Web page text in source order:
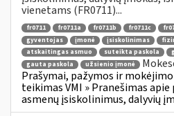
vienetams (FR0711)...
fr0711 fr0711a fr0711b fr0711c
gyventojas
įmonė įsiskolinimas
atskaitingas asmuo
suteikta paskola
gauta paskola
užsienio įmonė
Prašymai, pažymos ir
teikimas VMI » Pranešimas
asmenų įsiskolinimus, dalyvių